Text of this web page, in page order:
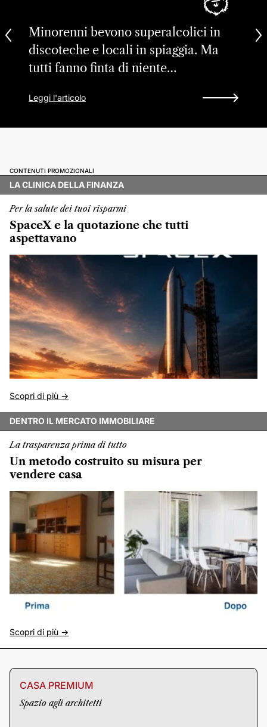
Minorenni bevono superalcolici in
discoteche e locali in spiaggia. Ma
tutti fanno finta di niente…
Leggi l'articolo
CONTENUTI PROMOZIONALI
LA CLINICA DELLA FINANZA
Per la salute dei tuoi risparmi
SpaceX e la quotazione che tutti
aspettavano
Scopri di più ->
DENTRO IL MERCATO IMMOBILIARE
La trasparenza prima di tutto
Un metodo costruito su misura per
vendere casa
Scopri di più ->
CASA PREMIUM
Spazio agli architetti